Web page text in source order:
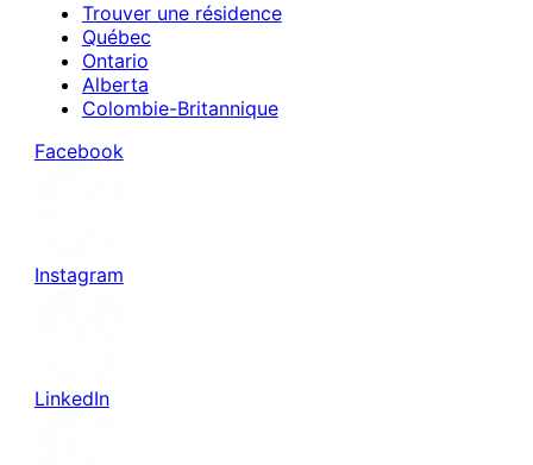
Trouver une résidence
Québec
Ontario
Alberta
Colombie-Britannique
Facebook
Instagram
LinkedIn